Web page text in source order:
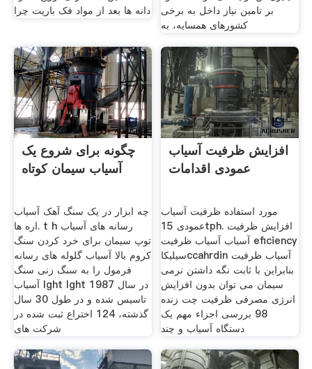
دانه ها بعد از مواد فک باریت چرا
بر تامین نیاز داخل به برخی
کشورهای همسایه، به
چگونه برای شروع یک
آسیاب سیمان کوتاه
چه ابزار در یک سنگ آهک آسیاب
اره ها. t h رسانه های آسیاب
توپ سیمان برای خرد کردن سنگ
کروم بالا آسیاب گلوله های رسانه
فرمول را به سنگ زنی سنگ
آسیاب lght lght در سال 1987
تاسیس شده و در طول 30 سال
گذشته، 124 اختراع ثبت شده در
شركت های
افزایش ظرفیت آسیاب
عمودی اقدامات
مورد استفاده ظرفیت آسیاب
عمودی 15tph. افزایش ظرفیت
آسیاب آسیاب ظرفیت eficiency
سیلیکاccahrdin آسیاب ظرفیت
بنابراین با ثابت نگه داشتن نرمی
سیمان می توان بدون افزایش
انرژی مصرفی ظرفیت چت زنده
98 بررسی اجزاء مهم یک
دستگاه آسیاب و چند